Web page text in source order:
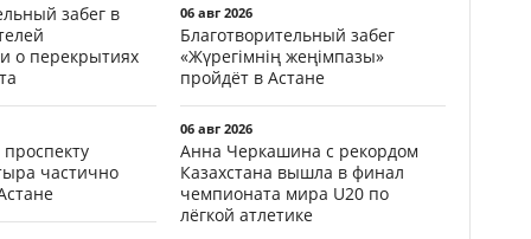
забег в
о перекрытиях
частично
06 авг 2026
Благотворительный забег
«Жүрегімнің жеңімпазы»
пройдёт в Астане
06 авг 2026
Анна Черкашина с рекордом
Казахстана вышла в финал
чемпионата мира U20 по
лёгкой атлетике